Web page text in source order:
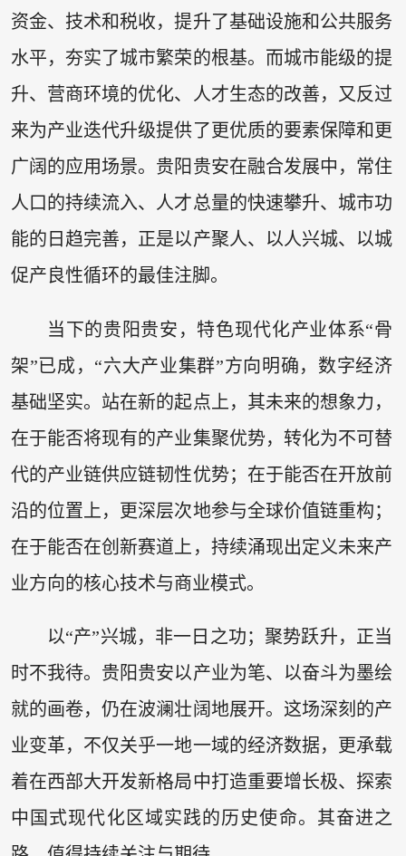
资金、技术和税收，提升了基础设施和公共服务
水平，夯实了城市繁荣的根基。而城市能级的提
升、营商环境的优化、人才生态的改善，又反过
来为产业迭代升级提供了更优质的要素保障和更
广阔的应用场景。贵阳贵安在融合发展中，常住
人口的持续流入、人才总量的快速攀升、城市功
能的日趋完善，正是以产聚人、以人兴城、以城
促产良性循环的最佳注脚。
当下的贵阳贵安，特色现代化产业体系“骨
架”已成，“六大产业集群”方向明确，数字经济
基础坚实。站在新的起点上，其未来的想象力，
在于能否将现有的产业集聚优势，转化为不可替
代的产业链供应链韧性优势；在于能否在开放前
沿的位置上，更深层次地参与全球价值链重构；
在于能否在创新赛道上，持续涌现出定义未来产
业方向的核心技术与商业模式。
以“产”兴城，非一日之功；聚势跃升，正当
时不我待。贵阳贵安以产业为笔、以奋斗为墨绘
就的画卷，仍在波澜壮阔地展开。这场深刻的产
业变革，不仅关乎一地一域的经济数据，更承载
着在西部大开发新格局中打造重要增长极、探索
中国式现代化区域实践的历史使命。其奋进之